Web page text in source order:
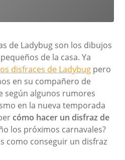
de Ladybug son los dibujos
de la casa. Ya
disfraces de Ladybug pero
en su compañero de
según algunos rumores
en la nueva temporada
cómo hacer un disfraz de
los próximos carnavales?
como conseguir un disfraz